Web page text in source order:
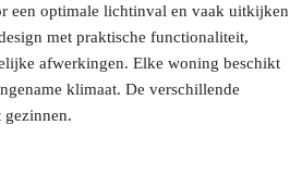
een optimale lichtinval en vaak uitkijken
met praktische functionaliteit,
afwerkingen. Elke woning beschikt
klimaat. De verschillende